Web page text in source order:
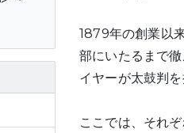
1879年の創業以
部にいたるまで
イヤーが太鼓判
ここでは、それ